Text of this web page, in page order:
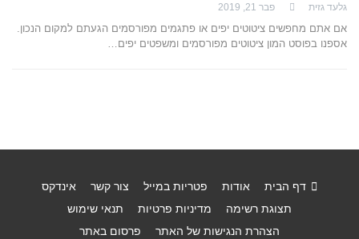
גלעד גזית פבר 21, 2019
אם אתם מחפשים ציטוטים יפים או פתגמים מפורסמים הגעתם למקום הנכון.
אספנו בפוסט המון ציטוטים מפורסמים ומשפטים יפים…
דף הבית אודות פטריות במייל צור קשר
אינדקס
תצוגת רשימה
מדיניות פרטיות
תנאי שימוש
הצהרת הנגישות של האתר
פרסום באתר